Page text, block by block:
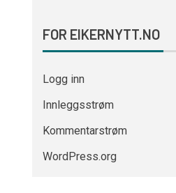
FOR EIKERNYTT.NO
Logg inn
Innleggsstrøm
Kommentarstrøm
WordPress.org